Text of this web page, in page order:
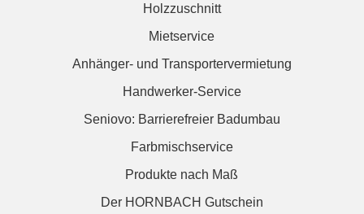
Holzzuschnitt
Mietservice
Anhänger- und Transportervermietung
Handwerker-Service
Seniovo: Barrierefreier Badumbau
Farbmischservice
Produkte nach Maß
Der HORNBACH Gutschein